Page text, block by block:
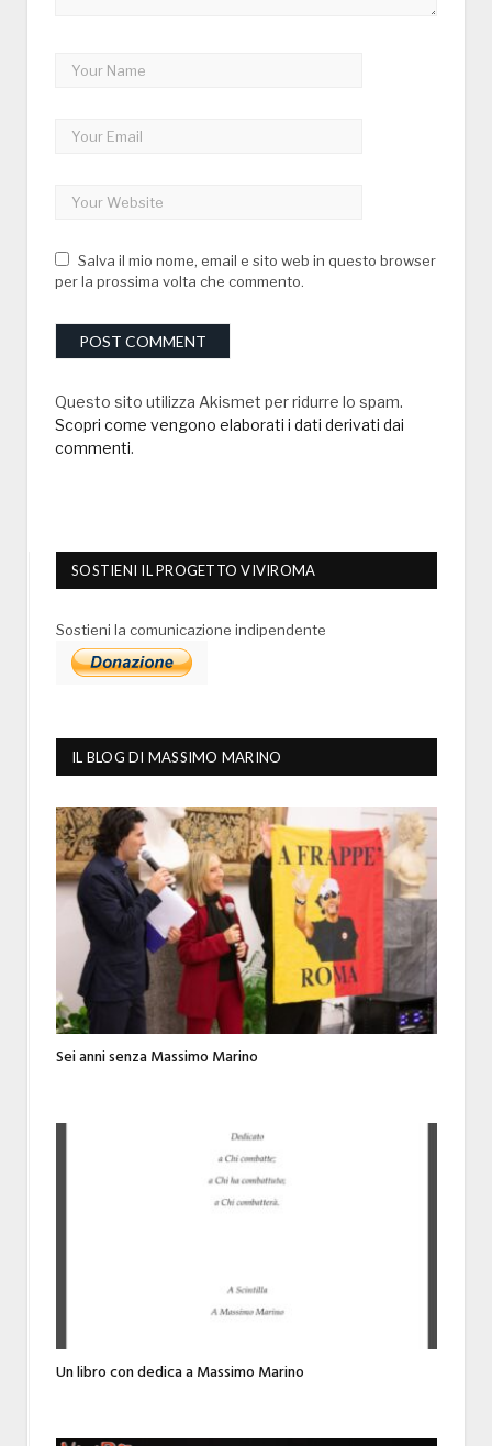
Salva il mio nome, email e sito web in questo browser
per la prossima volta che commento.
Questo sito utilizza Akismet per ridurre lo spam.
Scopri come vengono elaborati i dati derivati dai
commenti.
SOSTIENI IL PROGETTO VIVIROMA
Sostieni la comunicazione indipendente
IL BLOG DI MASSIMO MARINO
Sei anni senza Massimo Marino
Un libro con dedica a Massimo Marino